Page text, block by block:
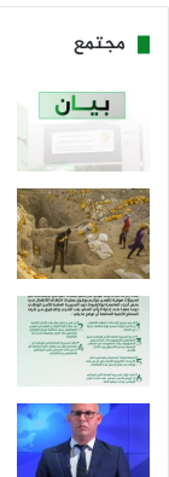
مجتمع